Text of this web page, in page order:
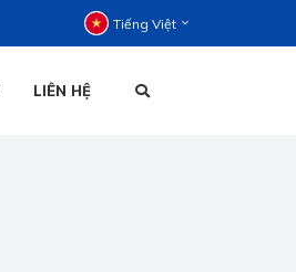
Tiếng Việt
LIÊN HỆ